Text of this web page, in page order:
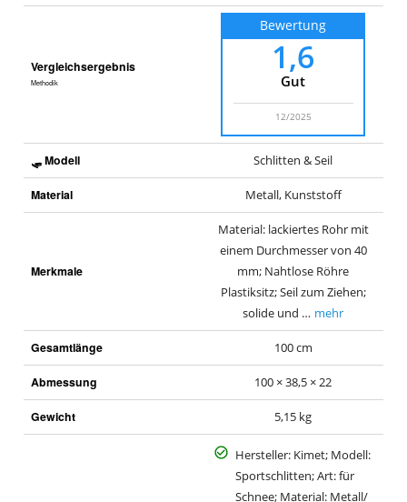
Vergleichsergebnis
Methodik
Bewertung
1,6
Gut
12/2025
🛷 Modell Schlitten & Seil
Material Metall, Kunststoff
Merkmale
Material: lackiertes Rohr mit
einem Durchmesser von 40
mm; Nahtlose Röhre
Plastiksitz; Seil zum Ziehen;
solide und … mehr
Gesamtlänge 100 cm
Abmessung 100 × 38,5 × 22
Gewicht 5,15 kg
Hersteller: Kimet; Modell:
Sportschlitten; Art: für
Schnee; Material: Metall/